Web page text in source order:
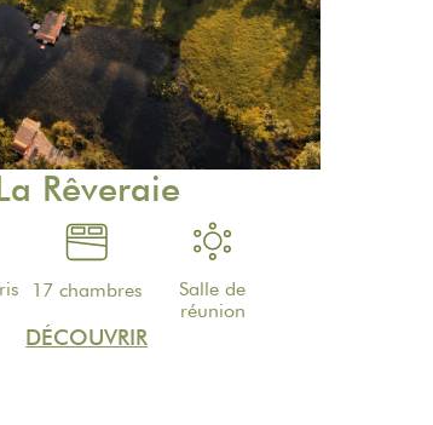
Rêveraie
17 chambres
Salle de
réunion
DÉCOUVRIR